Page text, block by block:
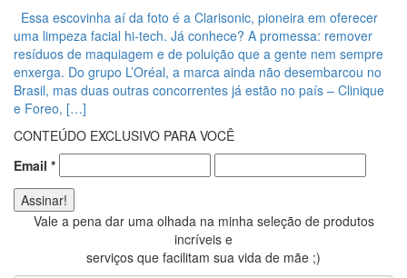
Essa escovinha aí da foto é a Clarisonic, pioneira em oferecer
uma limpeza facial hi-tech. Já conhece? A promessa: remover
resíduos de maquiagem e de poluição que a gente nem sempre
enxerga. Do grupo L’Oréal, a marca ainda não desembarcou no
Brasil, mas duas outras concorrentes já estão no país – Clinique
e Foreo, […]
CONTEÚDO EXCLUSIVO PARA VOCÊ
Email *
Vale a pena dar uma olhada na minha seleção de produtos
incríveis e
serviços que facilitam sua vida de mãe ;)